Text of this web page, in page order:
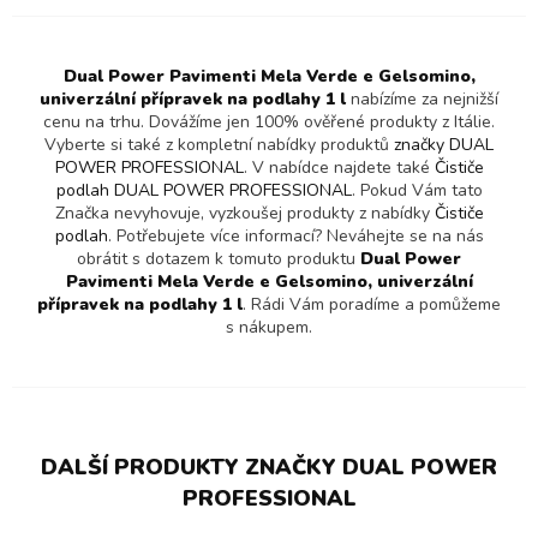
Dual Power Pavimenti Mela Verde e Gelsomino,
univerzální přípravek na podlahy 1 l nabízíme za nejnižší
cenu na trhu. Dovážíme jen 100% ověřené produkty z Itálie.
Vyberte si také z kompletní nabídky produktů značky DUAL
POWER PROFESSIONAL. V nabídce najdete také Čističe
podlah DUAL POWER PROFESSIONAL. Pokud Vám tato
Značka nevyhovuje, vyzkoušej produkty z nabídky Čističe
podlah. Potřebujete více informací? Neváhejte se na nás
obrátit s dotazem k tomuto produktu Dual Power
Pavimenti Mela Verde e Gelsomino, univerzální
přípravek na podlahy 1 l. Rádi Vám poradíme a pomůžeme
s nákupem.
DALŠÍ PRODUKTY ZNAČKY DUAL POWER
PROFESSIONAL